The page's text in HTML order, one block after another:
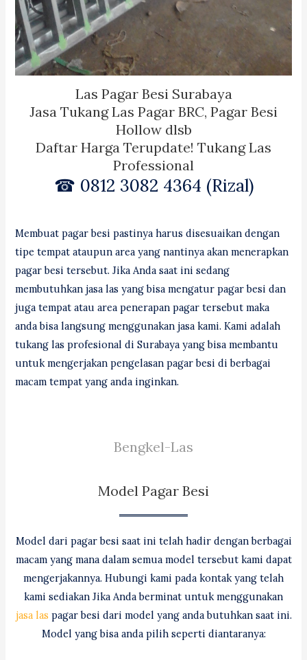
Las Pagar Besi Surabaya
Jasa Tukang Las Pagar BRC, Pagar Besi
Hollow dlsb
Daftar Harga Terupdate! Tukang Las
Professional
☎ 0812 3082 4364 (Rizal)
Membuat pagar besi pastinya harus disesuaikan dengan
tipe tempat ataupun area yang nantinya akan menerapkan
pagar besi tersebut. Jika Anda saat ini sedang
membutuhkan jasa las yang bisa mengatur pagar besi dan
juga tempat atau area penerapan pagar tersebut maka
anda bisa langsung menggunakan jasa kami. Kami adalah
tukang las profesional di Surabaya yang bisa membantu
untuk mengerjakan pengelasan pagar besi di berbagai
macam tempat yang anda inginkan.
Bengkel-Las
Model Pagar Besi
Model dari pagar besi saat ini telah hadir dengan berbagai
macam yang mana dalam semua model tersebut kami dapat
mengerjakannya. Hubungi kami pada kontak yang telah
kami sediakan Jika Anda berminat untuk menggunakan
jasa las pagar besi dari model yang anda butuhkan saat ini.
Model yang bisa anda pilih seperti diantaranya: